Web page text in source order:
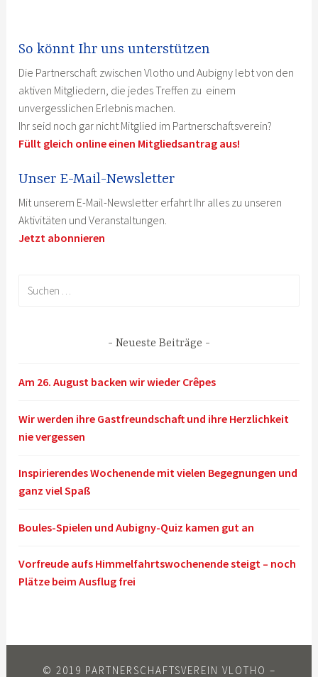
So könnt Ihr uns unterstützen
Die Partnerschaft zwischen Vlotho und Aubigny lebt von den
aktiven Mitgliedern, die jedes Treffen zu einem
unvergesslichen Erlebnis machen.
Ihr seid noch gar nicht Mitglied im Partnerschaftsverein?
Füllt gleich online einen Mitgliedsantrag aus!
Unser E-Mail-Newsletter
Mit unserem E-Mail-Newsletter erfahrt Ihr alles zu unseren
Aktivitäten und Veranstaltungen.
Jetzt abonnieren
Neueste Beiträge
Am 26. August backen wir wieder Crêpes
Wir werden ihre Gastfreundschaft und ihre Herzlichkeit
nie vergessen
Inspirierendes Wochenende mit vielen Begegnungen und
ganz viel Spaß
Boules-Spielen und Aubigny-Quiz kamen gut an
Vorfreude aufs Himmelfahrtswochenende steigt – noch
Plätze beim Ausflug frei
© 2019 PARTNERSCHAFTSVEREIN VLOTHO –